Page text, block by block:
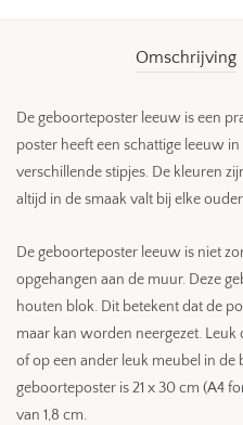
Omschrijving
De geboorteposter leeuw is een
poster heeft een schattige leeuw
verschillende stipjes. De kleuren
altijd in de smaak valt bij elke ouder.
De geboorteposter leeuw is niet
opgehangen aan de muur. Deze
houten blok. Dit betekent dat de
maar kan worden neergezet.
of op een ander leuk meubel in
geboorteposter is 21 x 30 cm (A4
van 1,8 cm.